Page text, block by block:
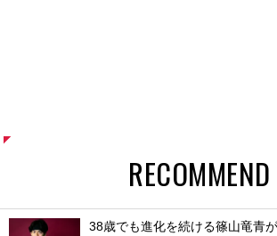
RECOMMEND
38歳でも進化を続ける篠山竜青